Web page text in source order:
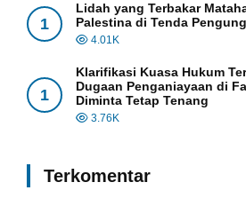
1
Lidah yang Terbakar
Palestina di Tenda
4.01K
1
Klarifikasi Kuasa Hukum
Dugaan Penganiayaan di
Diminta Tetap Tenang
3.76K
Terkomentar